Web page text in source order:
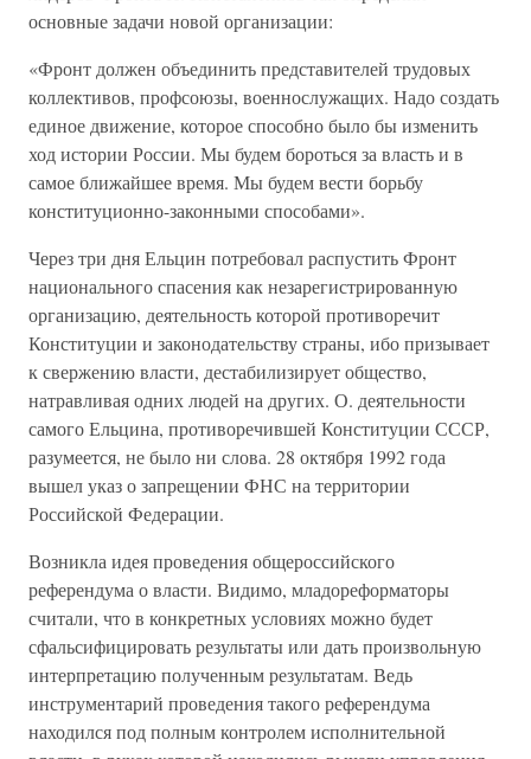
основные задачи новой организации:
«Фронт должен объединить представителей трудовых
коллективов, профсоюзы, военнослужащих. Надо создать
единое движение, которое способно было бы изменить
ход истории России. Мы будем бороться за власть и в
самое ближайшее время. Мы будем вести борьбу
конституционно-законными способами».
Через три дня Ельцин потребовал распустить Фронт
национального спасения как незарегистрированную
организацию, деятельность которой противоречит
Конституции и законодательству страны, ибо призывает
к свержению власти, дестабилизирует общество,
натравливая одних людей на других. О. деятельности
самого Ельцина, противоречившей Конституции СССР,
разумеется, не было ни слова. 28 октября 1992 года
вышел указ о запрещении ФНС на территории
Российской Федерации.
Возникла идея проведения общероссийского
референдума о власти. Видимо, младореформаторы
считали, что в конкретных условиях можно будет
сфальсифицировать результаты или дать произвольную
интерпретацию полученным результатам. Ведь
инструментарий проведения такого референдума
находился под полным контролем исполнительной